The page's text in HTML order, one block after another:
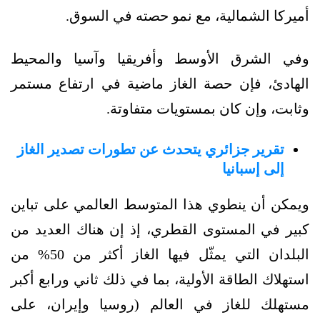
أميركا الشمالية، مع نمو حصته في السوق.
وفي الشرق الأوسط وأفريقيا وآسيا والمحيط
الهادئ، فإن حصة الغاز ماضية في ارتفاع مستمر
وثابت، وإن كان بمستويات متفاوتة.
تقرير جزائري يتحدث عن تطورات تصدير الغاز
إلى إسبانيا
ويمكن أن ينطوي هذا المتوسط ​​العالمي على تباين
كبير في المستوى القطري، إذ إن هناك العديد من
البلدان التي يمثّل فيها الغاز أكثر من 50% من
استهلاك الطاقة الأولية، بما في ذلك ثاني ورابع أكبر
مستهلك للغاز في العالم (روسيا وإيران، على